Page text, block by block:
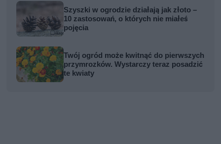
Szyszki w ogrodzie działają jak złoto –
10 zastosowań, o których nie miałeś
pojęcia
Twój ogród może kwitnąć do pierwszych
przymrozków. Wystarczy teraz posadzić
te kwiaty